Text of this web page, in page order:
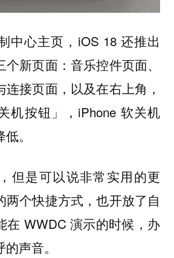
中心主页，iOS 18 还推出
新页面：音乐控件页面、
接页面，以及在右上角，
机按钮」，iPhone 软关机
。
但是可以说非常实用的更
两个快捷方式，也开放了自
在 WWDC 演示的时候，办
声音。